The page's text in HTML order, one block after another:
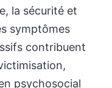
la sécurité et
symptômes
contribuent
psychosocial